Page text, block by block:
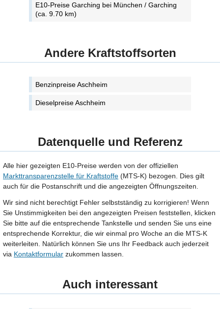
E10-Preise Garching bei München / Garching
(ca. 9.70 km)
Andere Kraftstoffsorten
Benzinpreise Aschheim
Dieselpreise Aschheim
Datenquelle und Referenz
Alle hier gezeigten E10-Preise werden von der offiziellen
Markttransparenzstelle für Kraftstoffe (MTS-K) bezogen. Dies gilt
auch für die Postanschrift und die angezeigten Öffnungszeiten.
Wir sind nicht berechtigt Fehler selbstständig zu korrigieren! Wenn
Sie Unstimmigkeiten bei den angezeigten Preisen feststellen, klicken
Sie bitte auf die entsprechende Tankstelle und senden Sie uns eine
entsprechende Korrektur, die wir einmal pro Woche an die MTS-K
weiterleiten. Natürlich können Sie uns Ihr Feedback auch jederzeit
via Kontaktformular zukommen lassen.
Auch interessant